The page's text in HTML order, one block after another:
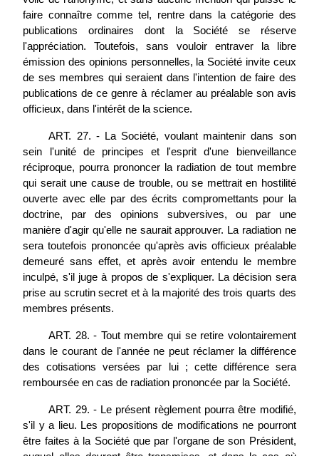
faire connaître comme tel, rentre dans la catégorie des
publications ordinaires dont la Société se réserve
l'appréciation. Toutefois, sans vouloir entraver la libre
émission des opinions personnelles, la Société invite ceux
de ses membres qui seraient dans l'intention de faire des
publications de ce genre à réclamer au préalable son avis
officieux, dans l'intérêt de la science.
ART. 27. - La Société, voulant maintenir dans son
sein l'unité de principes et l'esprit d'une bienveillance
réciproque, pourra prononcer la radiation de tout membre
qui serait une cause de trouble, ou se mettrait en hostilité
ouverte avec elle par des écrits compromettants pour la
doctrine, par des opinions subversives, ou par une
manière d'agir qu'elle ne saurait approuver. La radiation ne
sera toutefois prononcée qu'après avis officieux préalable
demeuré sans effet, et après avoir entendu le membre
inculpé, s'il juge à propos de s'expliquer. La décision sera
prise au scrutin secret et à la majorité des trois quarts des
membres présents.
ART. 28. - Tout membre qui se retire volontairement
dans le courant de l'année ne peut réclamer la différence
des cotisations versées par lui ; cette différence sera
remboursée en cas de radiation prononcée par la Société.
ART. 29. - Le présent règlement pourra être modifié,
s'il y a lieu. Les propositions de modifications ne pourront
être faites à la Société que par l'organe de son Président,